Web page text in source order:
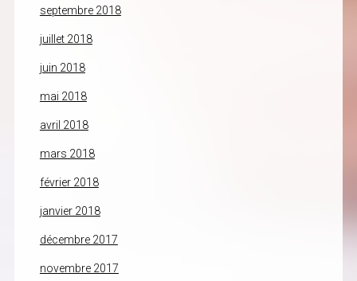
septembre 2018
juillet 2018
juin 2018
mai 2018
avril 2018
mars 2018
février 2018
janvier 2018
décembre 2017
novembre 2017